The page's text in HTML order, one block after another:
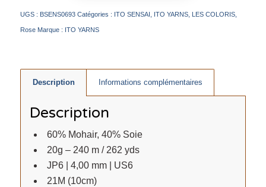
UGS : BSENS0693 Catégories : ITO SENSAI ITO YARNS, LES COLORIS,
Rose Marque : ITO YARNS
Description Informations complémentaires
Description
60% Mohair, 40% Soie
20g – 240 m / 262 yds
JP6 | 4,00 mm | US6
21M (10cm)